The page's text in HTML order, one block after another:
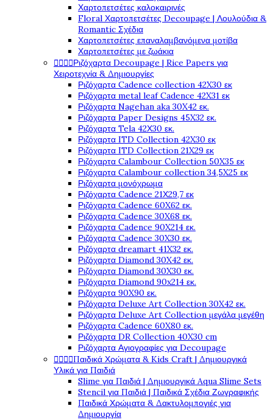
Χαρτοπετσέτες καλοκαιρινές
Floral Χαρτοπετσέτες Decoupage | Λουλούδια &
Romantic Σχέδια
Χαρτοπετσέτες επαναλαμβανόμενα μοτίβα
Χαρτοπετσέτες με ζωάκια
Ριζόχαρτα Decoupage | Rice Papers για
Χειροτεχνία & Δημιουργίες
Ριζόχαρτα Cadence collection 42X30 εκ
Ριζόχαρτα metal leaf Cadence 42X31 εκ
Ριζόχαρτα Nagehan aka 30X42 εκ.
Ριζόχαρτα Paper Designs 45X32 εκ.
Ριζόχαρτα Tela 42Χ30 εκ.
Ριζόχαρτα ITD Collection 42X30 εκ
Ριζόχαρτα ITD Collection 21X29 εκ
Ριζόχαρτα Calambour Collection 50X35 εκ
Ριζόχαρτα Calambour collection 34,5X25 εκ
Ριζόχαρτα μονόχρωμα
Ριζόχαρτα Cadence 21Χ29,7 εκ
Ριζόχαρτα Cadence 60X62 εκ.
Ριζόχαρτα Cadence 30X68 εκ.
Ριζόχαρτα Cadence 90X214 εκ.
Ριζόχαρτα Cadence 30X30 εκ.
Ριζόχαρτα dreamart 41X32 εκ.
Ριζόχαρτα Diamond 30X42 εκ.
Ριζόχαρτα Diamond 30X30 εκ.
Ριζόχαρτα Diamond 90x214 εκ.
Ριζόχαρτα 90X90 εκ.
Ριζόχαρτα Deluxe Art Collection 30X42 εκ.
Ριζόχαρτα Deluxe Art Collection μεγάλα μεγέθη
Ριζόχαρτα Cadence 60X80 εκ.
Ριζόχαρτα DR Collection 40X30 cm
Ριζόχαρτα Αγιογραφίες για Decoupage
Παιδικά Χρώματα & Kids Craft | Δημιουργικά
Υλικά για Παιδιά
Slime για Παιδιά | Δημιουργικά Aqua Slime Sets
Stencil για Παιδιά | Παιδικά Σχέδια Ζωγραφικής
Παιδικά Χρώματα & Δακτυλομπογιές για
Δημιουργία